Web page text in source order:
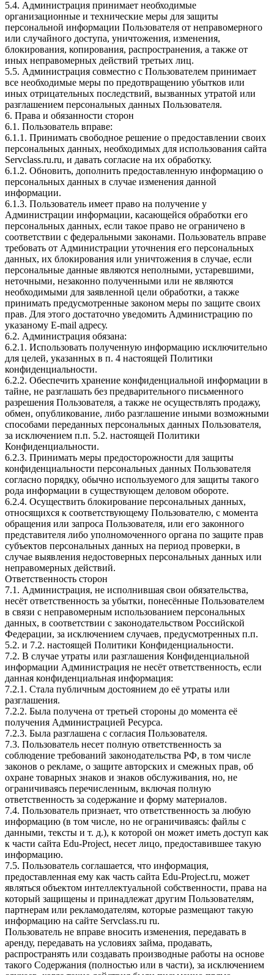
5.4. Администрация принимает необходимые
организационные и технические меры для защиты
персональной информации Пользователя от неправомерного
или случайного доступа, уничтожения, изменения,
блокирования, копирования, распространения, а также от
иных неправомерных действий третьих лиц.
5.5. Администрация совместно с Пользователем принимает
все необходимые меры по предотвращению убытков или
иных отрицательных последствий, вызванных утратой или
разглашением персональных данных Пользователя.
6. Права и обязанности сторон
6.1. Пользователь вправе:
6.1.1. Принимать свободное решение о предоставлении своих
персональных данных, необходимых для использования сайта
Servclass.ru.ru, и давать согласие на их обработку.
6.1.2. Обновить, дополнить предоставленную информацию о
персональных данных в случае изменения данной
информации.
6.1.3. Пользователь имеет право на получение у
Администрации информации, касающейся обработки его
персональных данных, если такое право не ограничено в
соответствии с федеральными законами. Пользователь вправе
требовать от Администрации уточнения его персональных
данных, их блокирования или уничтожения в случае, если
персональные данные являются неполными, устаревшими,
неточными, незаконно полученными или не являются
необходимыми для заявленной цели обработки, а также
принимать предусмотренные законом меры по защите своих
прав. Для этого достаточно уведомить Администрацию по
указаному E-mail адресу.
6.2. Администрация обязана:
6.2.1. Использовать полученную информацию исключительно
для целей, указанных в п. 4 настоящей Политики
конфиденциальности.
6.2.2. Обеспечить хранение конфиденциальной информации в
тайне, не разглашать без предварительного письменного
разрешения Пользователя, а также не осуществлять продажу,
обмен, опубликование, либо разглашение иными возможными
способами переданных персональных данных Пользователя,
за исключением п.п. 5.2. настоящей Политики
Конфиденциальности.
6.2.3. Принимать меры предосторожности для защиты
конфиденциальности персональных данных Пользователя
согласно порядку, обычно используемого для защиты такого
рода информации в существующем деловом обороте.
6.2.4. Осуществить блокирование персональных данных,
относящихся к соответствующему Пользователю, с момента
обращения или запроса Пользователя, или его законного
представителя либо уполномоченного органа по защите прав
субъектов персональных данных на период проверки, в
случае выявления недостоверных персональных данных или
неправомерных действий.
Ответственность сторон
7.1. Администрация, не исполнившая свои обязательства,
несёт ответственность за убытки, понесённые Пользователем
в связи с неправомерным использованием персональных
данных, в соответствии с законодательством Российской
Федерации, за исключением случаев, предусмотренных п.п.
5.2. и 7.2. настоящей Политики Конфиденциальности.
7.2. В случае утраты или разглашения Конфиденциальной
информации Администрация не несёт ответственность, если
данная конфиденциальная информация:
7.2.1. Стала публичным достоянием до её утраты или
разглашения.
7.2.2. Была получена от третьей стороны до момента её
получения Администрацией Ресурса.
7.2.3. Была разглашена с согласия Пользователя.
7.3. Пользователь несет полную ответственность за
соблюдение требований законодательства РФ, в том числе
законов о рекламе, о защите авторских и смежных прав, об
охране товарных знаков и знаков обслуживания, но, не
ограничиваясь перечисленным, включая полную
ответственность за содержание и форму материалов.
7.4. Пользователь признает, что ответственность за любую
информацию (в том числе, но не ограничиваясь: файлы с
данными, тексты и т. д.), к которой он может иметь доступ как
к части сайта Edu-Project, несет лицо, предоставившее такую
информацию.
7.5. Пользователь соглашается, что информация,
предоставленная ему как часть сайта Edu-Project.ru, может
являться объектом интеллектуальной собственности, права на
который защищены и принадлежат другим Пользователям,
партнерам или рекламодателям, которые размещают такую
информацию на сайте Servclass.ru ru.
Пользователь не вправе вносить изменения, передавать в
аренду, передавать на условиях займа, продавать,
распространять или создавать производные работы на основе
такого Содержания (полностью или в части), за исключением